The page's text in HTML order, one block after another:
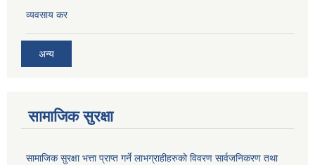
व्यवसाय कर
अन्य
सामाजिक सुरक्षा
सामाजिक सुरक्षा भत्ता प्राप्त गर्ने लाभग्राहीहरुको विवरण सार्वजनिकरण तथा